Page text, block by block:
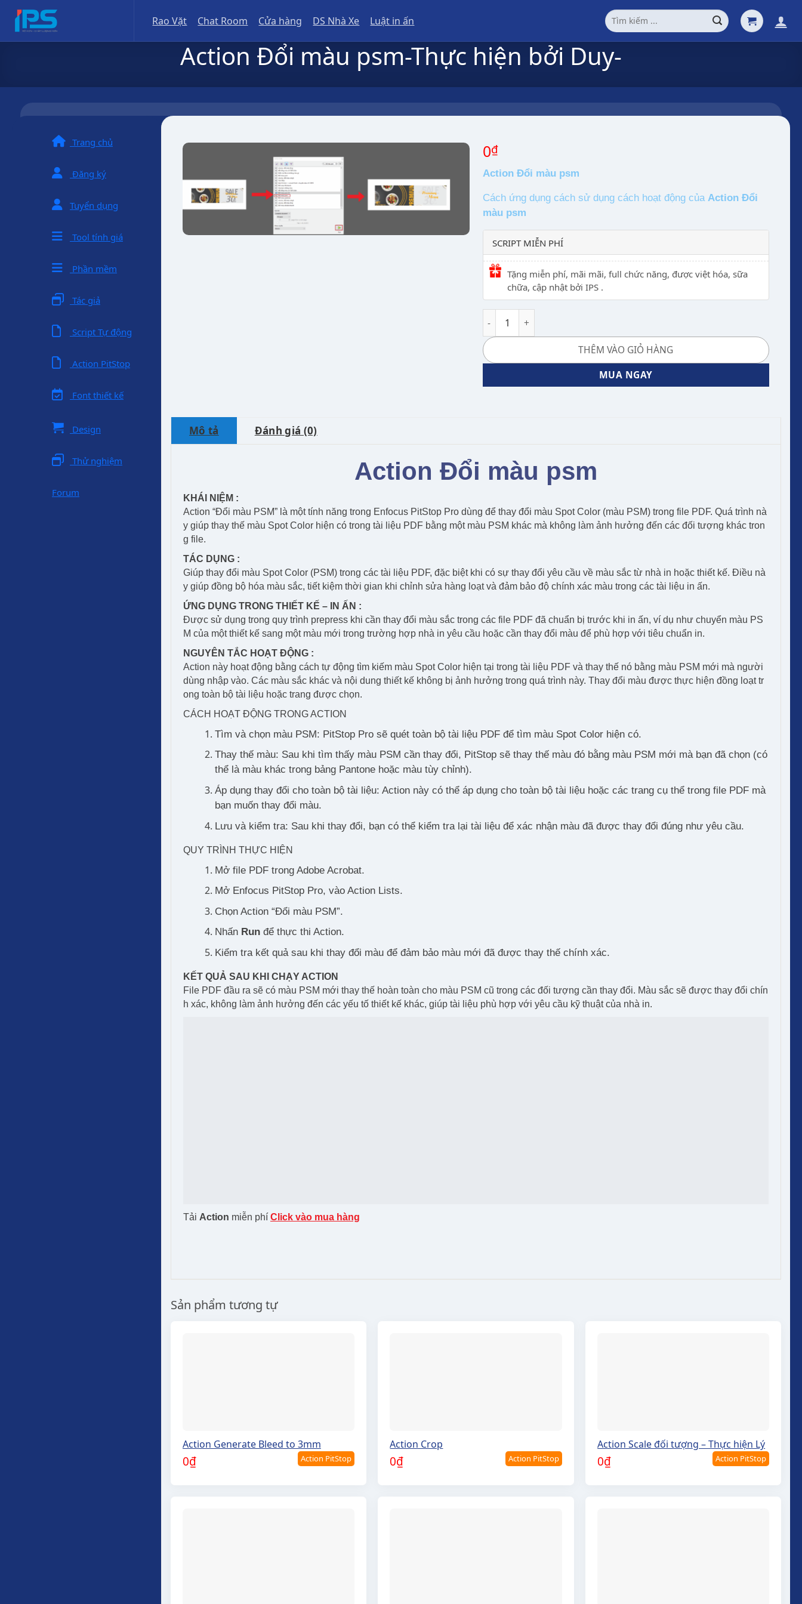
qua
Rao Vặt Chat Room Cửa hàng DS Nhà Xe Luật in ấn
Tìm
kiếm:
Action Đổi màu psm-Thực hiện bởi Duy-
Trang chủ
Đăng ký
Tuyển dụng
Tool tính giá
Phần mềm
Tác giả
Script Tự động
Action PitStop
Font thiết kế
Design
Thử nghiệm
Forum
0₫
Action Đổi màu psm
Cách ứng dụng cách sử dụng cách hoạt động của Action Đổi
màu psm
SCRIPT MIỄN PHÍ
Tặng miễn phí, mãi mãi, full chức năng, được việt hóa, sữa
chữa, cập nhật bởi IPS .
THÊM VÀO GIỎ HÀNG
MUA NGAY
Mô tả Đánh giá (0)
Action Đổi màu psm
KHÁI NIỆM :
Action “Đổi màu PSM” là một tính năng trong Enfocus PitStop Pro dùng để thay đổi màu Spot Color (màu PSM) trong file PDF. Quá trình nà
y giúp thay thế màu Spot Color hiện có trong tài liệu PDF bằng một màu PSM khác mà không làm ảnh hưởng đến các đối tượng khác tron
g file.
TÁC DỤNG :
Giúp thay đổi màu Spot Color (PSM) trong các tài liệu PDF, đặc biệt khi có sự thay đổi yêu cầu về màu sắc từ nhà in hoặc thiết kế. Điều nà
y giúp đồng bộ hóa màu sắc, tiết kiệm thời gian khi chỉnh sửa hàng loạt và đảm bảo độ chính xác màu trong các tài liệu in ấn.
ỨNG DỤNG TRONG THIẾT KẾ – IN ẤN :
Được sử dụng trong quy trình prepress khi cần thay đổi màu sắc trong các file PDF đã chuẩn bị trước khi in ấn, ví dụ như chuyển màu PS
M của một thiết kế sang một màu mới trong trường hợp nhà in yêu cầu hoặc cần thay đổi màu để phù hợp với tiêu chuẩn in.
NGUYÊN TẮC HOẠT ĐỘNG :
Action này hoạt động bằng cách tự động tìm kiếm màu Spot Color hiện tại trong tài liệu PDF và thay thế nó bằng màu PSM mới mà người
dùng nhập vào. Các màu sắc khác và nội dung thiết kế không bị ảnh hưởng trong quá trình này. Thay đổi màu được thực hiện đồng loạt tr
ong toàn bộ tài liệu hoặc trang được chọn.
CÁCH HOẠT ĐỘNG TRONG ACTION
Tìm và chọn màu PSM: PitStop Pro sẽ quét toàn bộ tài liệu PDF để tìm màu Spot Color hiện có.
Thay thế màu: Sau khi tìm thấy màu PSM cần thay đổi, PitStop sẽ thay thế màu đó bằng màu PSM mới mà bạn đã chọn (có
thể là màu khác trong bảng Pantone hoặc màu tùy chỉnh).
Áp dụng thay đổi cho toàn bộ tài liệu: Action này có thể áp dụng cho toàn bộ tài liệu hoặc các trang cụ thể trong file PDF mà
bạn muốn thay đổi màu.
Lưu và kiểm tra: Sau khi thay đổi, bạn có thể kiểm tra lại tài liệu để xác nhận màu đã được thay đổi đúng như yêu cầu.
QUY TRÌNH THỰC HIỆN
Mở file PDF trong Adobe Acrobat.
Mở Enfocus PitStop Pro, vào Action Lists.
Chọn Action “Đổi màu PSM”.
Nhấn Run để thực thi Action.
Kiểm tra kết quả sau khi thay đổi màu để đảm bảo màu mới đã được thay thế chính xác.
KẾT QUẢ SAU KHI CHẠY ACTION
File PDF đầu ra sẽ có màu PSM mới thay thế hoàn toàn cho màu PSM cũ trong các đối tượng cần thay đổi. Màu sắc sẽ được thay đổi chín
h xác, không làm ảnh hưởng đến các yếu tố thiết kế khác, giúp tài liệu phù hợp với yêu cầu kỹ thuật của nhà in.
Tải Action miễn phí Click vào mua hàng
Sản phẩm tương tự
Action PitStop
Action Generate Bleed to 3mm
0₫ Action PitStop
Action Crop
0₫ Action PitStop
Action Scale đối tượng – Thực hiện Lý
0₫